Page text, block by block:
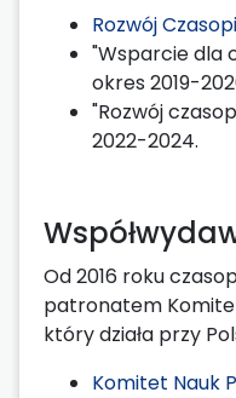
Rozwój
"Wsparcie dla
okres 2019-
"Rozwój
2022-2024.
Od 2016 roku
patronatem
który działa przy
Komitet Nauk